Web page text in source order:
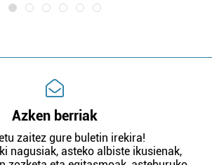
Azken berriak
zaitez gure buletin irekira!
nagusiak, asteko albiste ikusienak,